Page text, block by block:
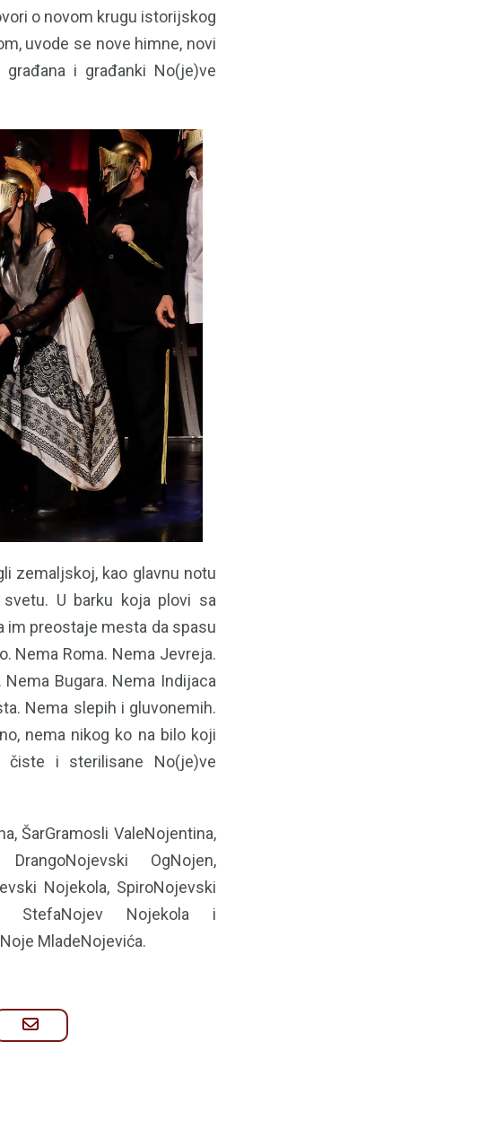
o novom krugu istorijskog
uvode se nove himne, novi
i građanki No(je)ve
zemaljskoj, kao glavnu notu
U barku koja plovi sa
im preostaje mesta da spasu
Nema Roma. Nema Jevreja.
Bugara. Nema Indijaca
Nema slepih i gluvonemih.
nema nikog ko na bilo koji
i sterilisane No(je)ve
ŠarGramosli ValeNojentina,
OgNojen,
Nojekola, SpiroNojevski
StefaNojev Nojekola i
MladeNojevića.